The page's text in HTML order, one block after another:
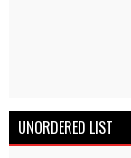
UNORDERED LIST